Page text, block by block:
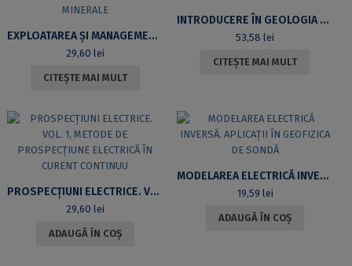
EXPLOATAREA ȘI MANAGEMENTUL RESURSELOR MINERALE
29,60 lei
CITEȘTE MAI MULT
INTRODUCERE ÎN GEOLOGIA ZĂCĂMINTELOR NEMETALIFERE
53,58lei
CITEȘTE MAI MULT
PROSPECŢIUNI ELECTRICE. VOL. 1, METODE DE PROSPECŢIUNE ELECTRICĂ ÎN CURENT CONTINUU
29,60 lei
ADAUGĂ ÎN COȘ
MODELAREA ELECTRICĂ INVERSĂ. APLICAȚII ÎN GEOFIZICA DE SONDĂ
19,59 lei
ADAUGĂ ÎN COȘ